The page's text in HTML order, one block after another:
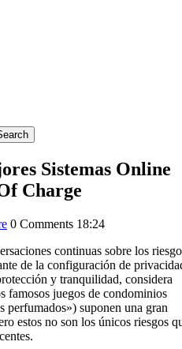
Sistemas Online
Charge
0 Comments 18:24
continuas sobre los
de la configuración de
y tranquilidad, considera
famosos juegos de condominios
perfumados») suponen una gran
estos no son los únicos riesgos